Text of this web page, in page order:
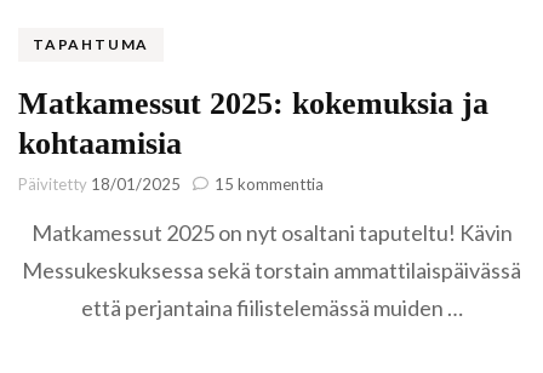
TAPAHTUMA
Matkamessut 2025: kokemuksia ja
kohtaamisia
Päivitetty 18/01/2025 15 kommenttia
2025:
ja
kohtaamisia
Matkamessut 2025 on nyt osaltani taputeltu! Kävin
Messukeskuksessa sekä torstain ammattilaispäivässä
että perjantaina fiilistelemässä muiden …